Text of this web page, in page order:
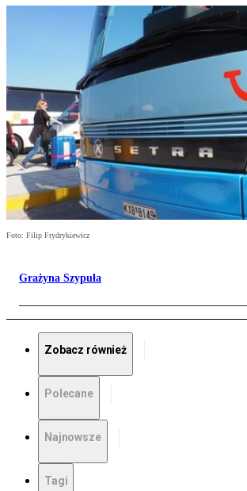
Foto: Filip Frydrykiewicz
Grażyna Szypuła
Zobacz również
Polecane
Najnowsze
Tagi